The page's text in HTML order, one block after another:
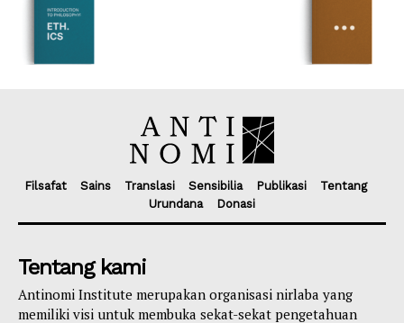
Filsafat Sains Translasi Sensibilia Publikasi
Tentang
Urundana
Donasi
Tentang kami
Antinomi Institute merupakan organisasi nirlaba yang
memiliki visi untuk membuka sekat-sekat pengetahuan